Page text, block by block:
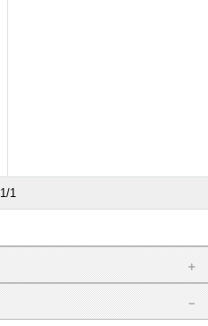
1/1